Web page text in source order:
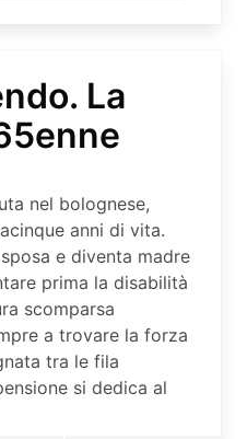
La
nel bolognese,
anni di vita.
e diventa madre
prima la disabilità
scomparsa
a trovare la forza
tra le fila
si dedica al